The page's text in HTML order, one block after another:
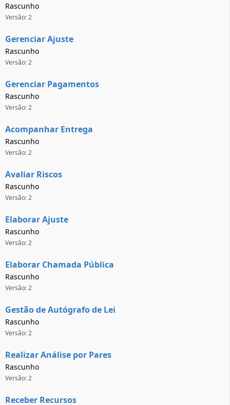
Rascunho
Versão: 2
Gerenciar Ajuste
Rascunho
Versão: 2
Gerenciar Pagamentos
Rascunho
Versão: 2
Acompanhar Entrega
Rascunho
Versão: 2
Avaliar Riscos
Rascunho
Versão: 2
Elaborar Ajuste
Rascunho
Versão: 2
Elaborar Chamada Pública
Rascunho
Versão: 2
Gestão de Autógrafo de Lei
Rascunho
Versão: 2
Realizar Análise por Pares
Rascunho
Versão: 2
Receber Recursos